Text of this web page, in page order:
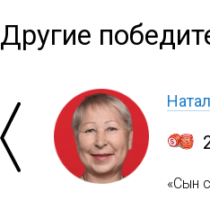
Другие
«Сын